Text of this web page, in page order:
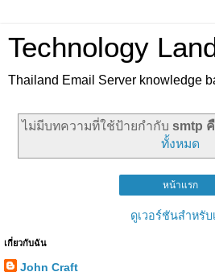
Technology
Thailand Email Server knowledge
ไม่มีบทความที่ใช้ป้ายกำกับsmtp
ทั้งหมด
หน้าแรก
ดูเวอร์ชันสำหรับ
เกี่ยวกับฉัน
John Craft